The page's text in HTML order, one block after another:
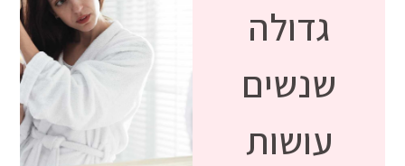
גדולה
שנשים
עושות